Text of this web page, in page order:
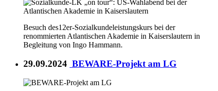
Besuch des12er-Sozialkundeleistungskurs bei der
renommierten Atlantischen Akademie in Kaiserslautern in
Begleitung von Ingo Hammann.
29.09.2024 BEWARE-Projekt am LG